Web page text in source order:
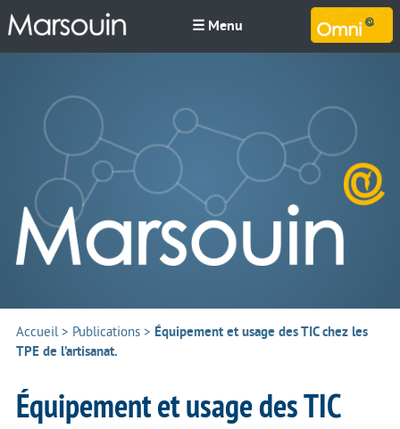
☰ Menu
Accueil> Publications > Équipement et usage des TIC chez les
TPE de l’artisanat.
Équipement et usage des TIC